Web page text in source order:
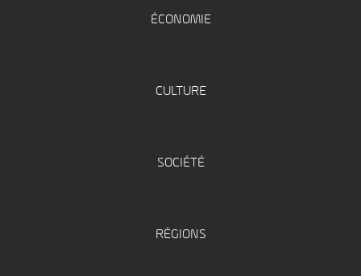
ÉCONOMIE
CULTURE
SOCIÉTÉ
RÉGIONS